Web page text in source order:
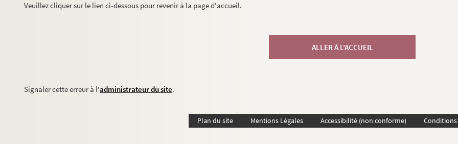
Veuillez cliquer sur le lien ci-dessous pour revenir à la page d'accueil.
ALLER À L'ACCUEIL
Signaler cette erreur à l'administrateur du site.
Plan du site Mentions Légales Accessibilité (non conforme)